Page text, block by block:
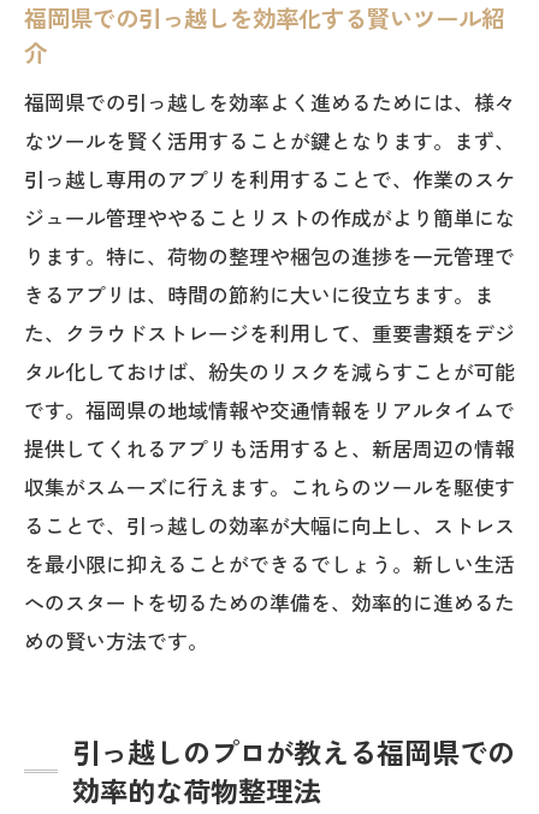
福岡県での引っ越しを効率化する賢いツール紹
介
福岡県での引っ越しを効率よく進めるためには、様々
なツールを賢く活用することが鍵となります。まず、
引っ越し専用のアプリを利用することで、作業のスケ
ジュール管理ややることリストの作成がより簡単にな
ります。特に、荷物の整理や梱包の進捗を一元管理で
きるアプリは、時間の節約に大いに役立ちます。ま
た、クラウドストレージを利用して、重要書類をデジ
タル化しておけば、紛失のリスクを減らすことが可能
です。福岡県の地域情報や交通情報をリアルタイムで
提供してくれるアプリも活用すると、新居周辺の情報
収集がスムーズに行えます。これらのツールを駆使す
ることで、引っ越しの効率が大幅に向上し、ストレス
を最小限に抑えることができるでしょう。新しい生活
へのスタートを切るための準備を、効率的に進めるた
めの賢い方法です。
引っ越しのプロが教える福岡県での
効率的な荷物整理法